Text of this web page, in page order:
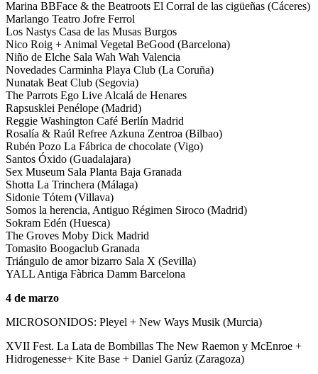
Marina BBFace & the Beatroots El Corral de las cigüeñas (Cáceres)
Marlango Teatro Jofre Ferrol
Los Nastys Casa de las Musas Burgos
Nico Roig + Animal Vegetal BeGood (Barcelona)
Niño de Elche Sala Wah Wah Valencia
Novedades Carminha Playa Club (La Coruña)
Nunatak Beat Club (Segovia)
The Parrots Ego Live Alcalá de Henares
Rapsusklei Penélope (Madrid)
Reggie Washington Café Berlín Madrid
Rosalía & Raúl Refree Azkuna Zentroa (Bilbao)
Rubén Pozo La Fábrica de chocolate (Vigo)
Santos Óxido (Guadalajara)
Sex Museum Sala Planta Baja Granada
Shotta La Trinchera (Málaga)
Sidonie Tótem (Villava)
Somos la herencia, Antiguo Régimen Siroco (Madrid)
Sokram Edén (Huesca)
The Groves Moby Dick Madrid
Tomasito Boogaclub Granada
Triángulo de amor bizarro Sala X (Sevilla)
YALL Antiga Fàbrica Damm Barcelona
4 de marzo
MICROSONIDOS: Pleyel + New Ways Musik (Murcia)
XVII Fest. La Lata de Bombillas The New Raemon y McEnroe +
Hidrogenesse+ Kite Base + Daniel Garúz (Zaragoza)